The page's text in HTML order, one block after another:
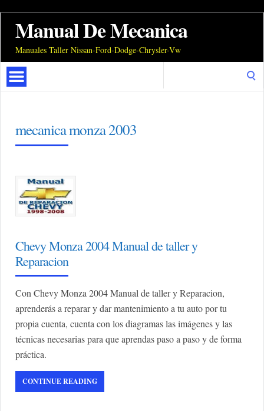
Manual De Mecanica
Manuales Taller Nissan-Ford-Dodge-Chrysler-Vw
mecanica monza 2003
Chevy Monza 2004 Manual de taller y
Reparacion
Con Chevy Monza 2004 Manual de taller y Reparacion,
aprenderás a reparar y dar mantenimiento a tu auto por tu
propia cuenta, cuenta con los diagramas las imágenes y las
técnicas necesarias para que aprendas paso a paso y de forma
práctica.
CONTINUE READING